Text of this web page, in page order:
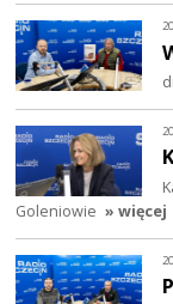
Goleniowie » więcej